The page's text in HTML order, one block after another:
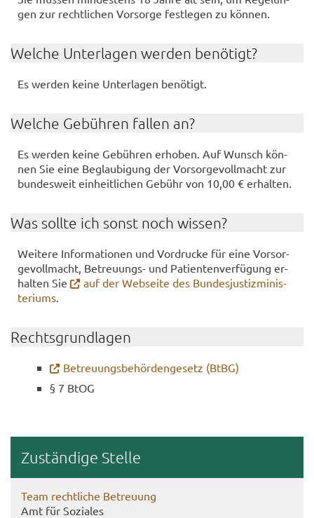
gen zur recht­li­chen Vor­sor­ge fest­le­gen zu kön­nen.
Wel­che Un­ter­la­gen wer­den be­nö­tigt?
Es wer­den keine Un­ter­la­gen be­nö­tigt.
Wel­che Ge­büh­ren fal­len an?
Es wer­den keine Ge­büh­ren er­ho­ben. Auf Wunsch kön­
nen Sie eine Be­glau­bi­gung der Vor­sor­ge­voll­macht zur
bun­des­weit ein­heit­li­chen Ge­bühr von 10,00 € er­hal­ten.
Was soll­te ich sonst noch wis­sen?
Wei­te­re In­for­ma­tio­nen und Vor­dru­cke für eine Vor­sor­
ge­voll­macht, Betreuungs-​ und Pa­ti­en­ten­ver­fü­gung er­
hal­ten Sie
auf der Web­sei­te des Bun­des­jus­tiz­mi­nis­
te­ri­ums.
Rechts­grund­la­gen
Be­treu­ungs­be­hör­den­ge­setz (BtBG)
§ 7 BtOG
Zu­stän­di­ge Stel­le
Team recht­li­che Be­treu­ung
Amt für So­zia­les